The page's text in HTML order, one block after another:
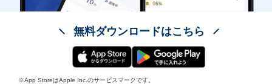
無料ダウンロードはこちら
※App StoreはApple Inc.のサービスマークです。